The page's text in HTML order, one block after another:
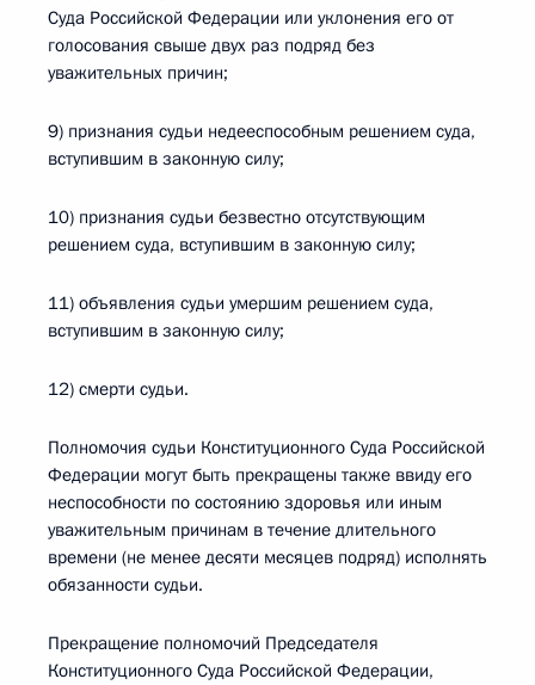
Суда Российской Федерации или уклонения его от
голосования свыше двух раз подряд без
уважительных причин;
9) признания судьи недееспособным решением суда,
вступившим в законную силу;
10) признания судьи безвестно отсутствующим
решением суда, вступившим в законную силу;
11) объявления судьи умершим решением суда,
вступившим в законную силу;
12) смерти судьи.
Полномочия судьи Конституционного Суда Российской
Федерации могут быть прекращены также ввиду его
неспособности по состоянию здоровья или иным
уважительным причинам в течение длительного
времени (не менее десяти месяцев подряд) исполнять
обязанности судьи.
Прекращение полномочий Председателя
Конституционного Суда Российской Федерации,